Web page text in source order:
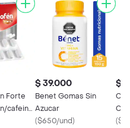
Forte
cafeina
$ 39.000
Benet Gomas Sin
Azucar
($650/und)
$
(